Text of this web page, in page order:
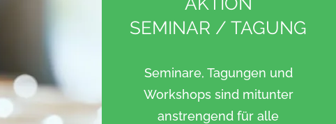
SEMINAR / TAGUNG
Seminare, Tagungen und
Workshops sind mitunter
anstrengend für alle